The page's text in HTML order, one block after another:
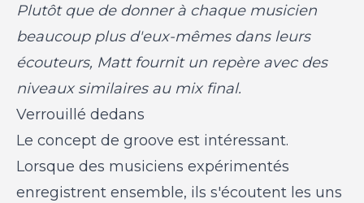
Plutôt que de donner à chaque musicien
beaucoup plus d'eux-mêmes dans leurs
écouteurs, Matt fournit un repère avec des
niveaux similaires au mix final.
Verrouillé dedans
Le concept de groove est intéressant.
Lorsque des musiciens expérimentés
enregistrent ensemble, ils s'écoutent les uns